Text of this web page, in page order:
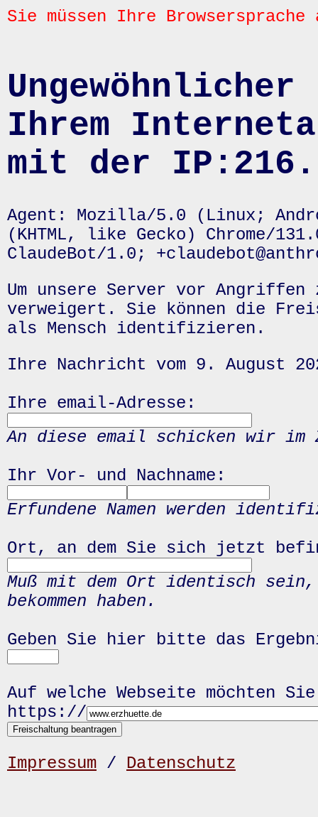
Sie müssen Ihre
Ihrem
mit der
Agent: Mozilla/5.0 (Linux;
(KHTML, like Gecko) Chrome/
ClaudeBot/1.0;
Um unsere Server vor
verweigert. Sie können die
als Mensch identifizieren.
Ihre Nachricht vom 9. August
Ihre email-Adresse:
An diese email schicken wir
Ihr Vor- und Nachname:
Erfundene Namen werden
Ort, an dem Sie sich jetzt
Muß mit dem Ort identisch
bekommen haben.
Geben Sie hier bitte das
Auf welche Webseite möchten
https://
Impressum / Datenschutz